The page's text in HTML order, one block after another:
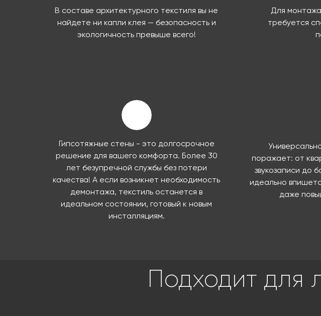
В составе архитектурного текстиля вы не
найдете ни капли клея — безопасность и
экологичность превыше всего!
Для
требуется
Гипсотяжные стены - это долгосрочное
решение для вашего комфорта. Более 30
лет безупречной службы без потери
качества! А если возникнет необходимость
демонтажа, текстиль останется в
идеальном состоянии, готовый к новым
инсталляциям.
поражает: от
звукозаписи до
идеально
даже
Подходит